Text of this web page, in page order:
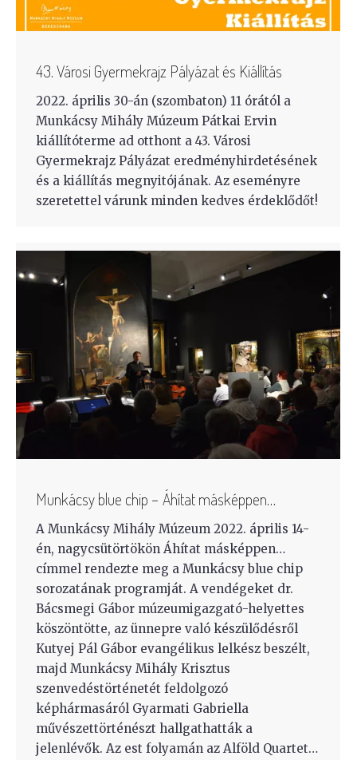
43. Városi Gyermekrajz Pályázat és Kiállítás
2022. április 30-án (szombaton) 11 órától a
Munkácsy Mihály Múzeum Pátkai Ervin
kiállítóterme ad otthont a 43. Városi
Gyermekrajz Pályázat eredményhirdetésének
és a kiállítás megnyitójának. Az eseményre
szeretettel várunk minden kedves érdeklődőt!
Munkácsy blue chip − Áhítat másképpen…
A Munkácsy Mihály Múzeum 2022. április 14-
én, nagycsütörtökön Áhítat másképpen…
címmel rendezte meg a Munkácsy blue chip
sorozatának programját. A vendégeket dr.
Bácsmegi Gábor múzeumigazgató-helyettes
köszöntötte, az ünnepre való készülődésről
Kutyej Pál Gábor evangélikus lelkész beszélt,
majd Munkácsy Mihály Krisztus
szenvedéstörténetét feldolgozó
képhármasáról Gyarmati Gabriella
művészettörténészt hallgathatták a
jelenlévők. Az est folyamán az Alföld Quartet…